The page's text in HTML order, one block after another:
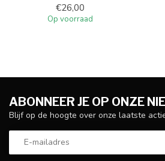
€26,00
Op voorraad
ABONNEER JE OP ONZE
Blijf op de hoogte over onze laatste